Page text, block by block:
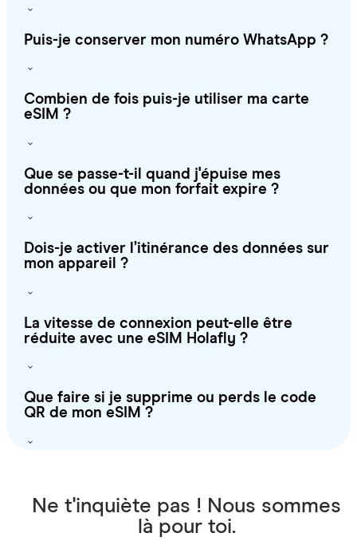
Puis-je conserver mon numéro WhatsApp ?
Combien de fois puis-je utiliser ma carte
eSIM ?
Que se passe-t-il quand j'épuise mes
données ou que mon forfait expire ?
Dois-je activer l’itinérance des données sur
mon appareil ?
La vitesse de connexion peut-elle être
réduite avec une eSIM Holafly ?
Que faire si je supprime ou perds le code
QR de mon eSIM ?
Ne t'inquiète pas ! Nous sommes
là pour toi.